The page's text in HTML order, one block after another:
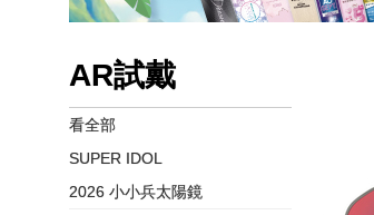
AR試戴
看全部
SUPER IDOL
2026 小小兵太陽鏡